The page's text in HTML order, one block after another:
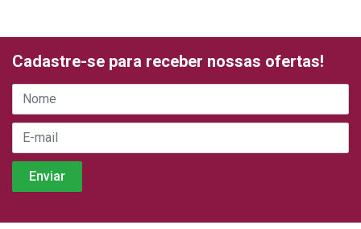
Cadastre-se para receber nossas ofertas!